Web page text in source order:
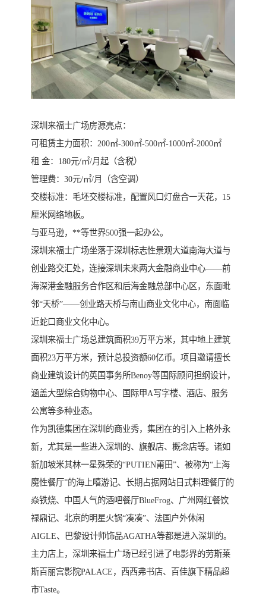
深圳来福士广场房源亮点：
可租赁主力面积：200㎡-300㎡-500㎡-1000㎡-2000㎡
租 金：180元/㎡/月起（含税）
管理费：30元/㎡/月（含空调）
交楼标准：毛坯交楼标准，配置风口灯盘合一天花，15
厘米网络地板。
与亚马逊，**等世界500强一起办公。
深圳来福士广场坐落于深圳标志性景观大道南海大道与
创业路交汇处，连接深圳未来两大金融商业中心——前
海深港金融服务合作区和后海金融总部中心区，东面毗
邻“天桥”——创业路天桥与南山商业文化中心，南面临
近蛇口商业文化中心。
深圳来福士广场总建筑面积39万平方米，其中地上建筑
面积23万平方米，预计总投资额60亿币。项目邀请擅长
商业建筑设计的英国事务所Benoy等国际顾问担纲设计，
涵盖大型综合购物中心、国际甲A写字楼、酒店、服务
公寓等多种业态。
作为凯德集团在深圳的商业秀，集团在的引入上格外永
新，尤其是一些进入深圳的、旗舰店、概念店等。诸如
新加坡米其林一星殊荣的“PUTIEN莆田”、被称为“上海
魔性餐厅”的海上嘻游记、长期占据网站日式料理餐厅的
焱铁烧、中国人气的酒吧餐厅BlueFrog、广州网红餐饮
禄鼎记、北京的明星火锅“凑凑”、法国户外休闲
AIGLE、巴黎设计师饰品AGATHA等都是进入深圳的。
主力店上，深圳来福士广场已经引进了电影界的劳斯莱
斯百丽宫影院PALACE，西西弗书店、百佳旗下精品超
市Taste。